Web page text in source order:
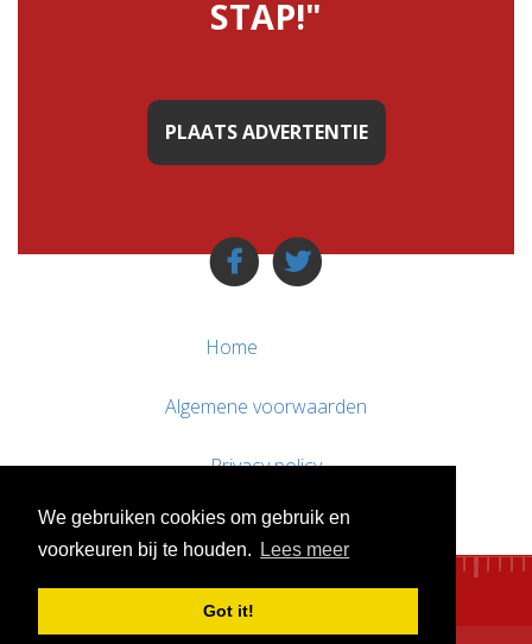
We gebruiken cookies om gebruik en
voorkeuren bij te houden.
Lees meer
Got it!
STAP!"
PLAATS ADVERTENTIE
Home
Algemene voorwaarden
Privacy policy
Contact / Support